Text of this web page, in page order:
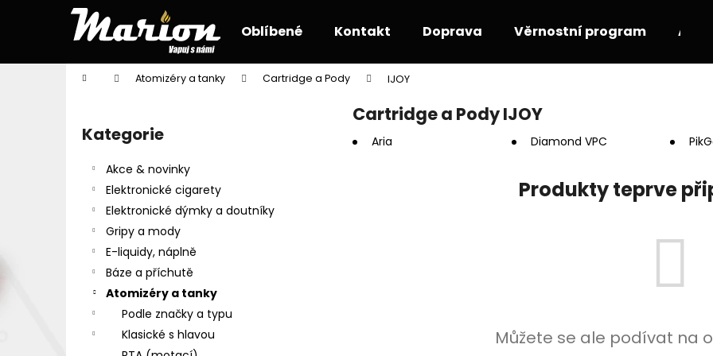
Oblíbené Kontakt Doprava Věrnostní program
Domů Atomizéry a tanky Cartridge a Pody IJOY
Přeskočit
kategorie
Kategorie
Akce & novinky
Elektronické cigarety
Elektronické dýmky a doutníky
Gripy a mody
E-liquidy, náplně
Báze a příchutě
Atomizéry a tanky
Podle značky a typu
Klasické s hlavou
Cartridge a Pody IJOY
Aria Diamond VPC
Produkty teprve
Můžete se ale podívat na
í
Zpět
do
Zpět
do
Co potřebujete najít?
HLEDAT